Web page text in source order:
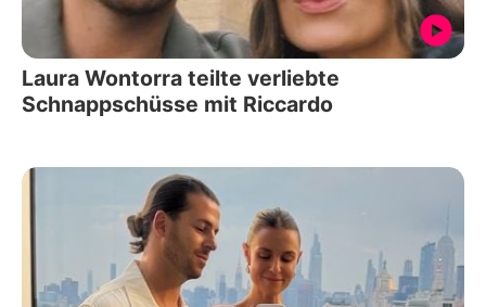
Laura Wontorra teilte verliebte
Schnappschüsse mit Riccardo